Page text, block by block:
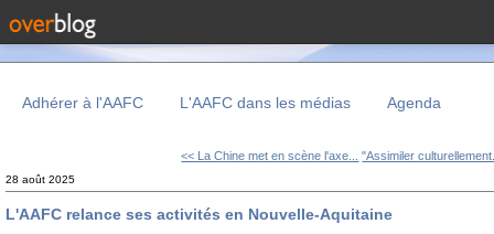
Adhérer à l'AAFC L'AAFC dans les médias Agenda
<< La Chine met en scène l'axe... "Assimiler
28 août 2025
L'AAFC relance ses activités en Nouvelle-Aquitaine